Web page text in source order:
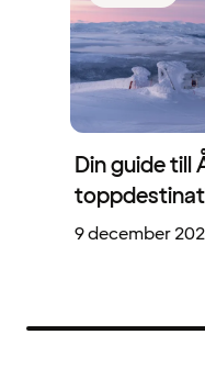
Din guide till
9 december